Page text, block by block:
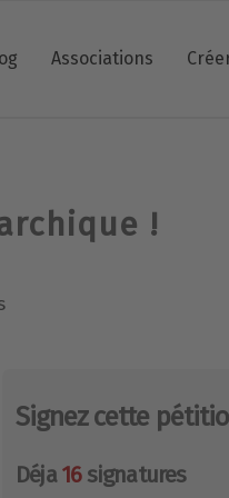
Associations
!
Signez cette
Déja16signatures